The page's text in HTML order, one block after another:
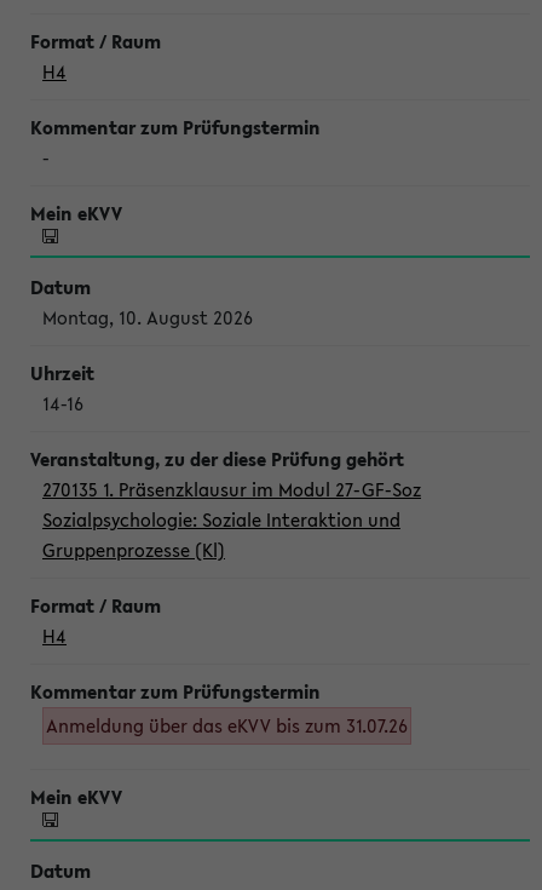
H4
-
Montag, 10. August 2026
14-16
270135 1. Präsenzklausur im Modul 27-GF-Soz
Sozialpsychologie: Soziale Interaktion und
Gruppenprozesse (Kl)
H4
Anmeldung über das eKVV bis zum 31.07.26